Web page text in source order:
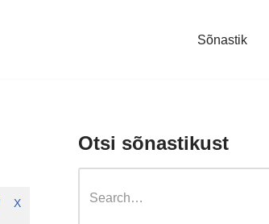
Sõnastik
X
Otsi sõnastikust